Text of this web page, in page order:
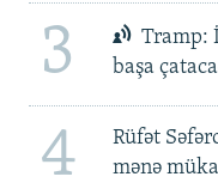
3
Tramp:
başa
4
Rüfət
mənə